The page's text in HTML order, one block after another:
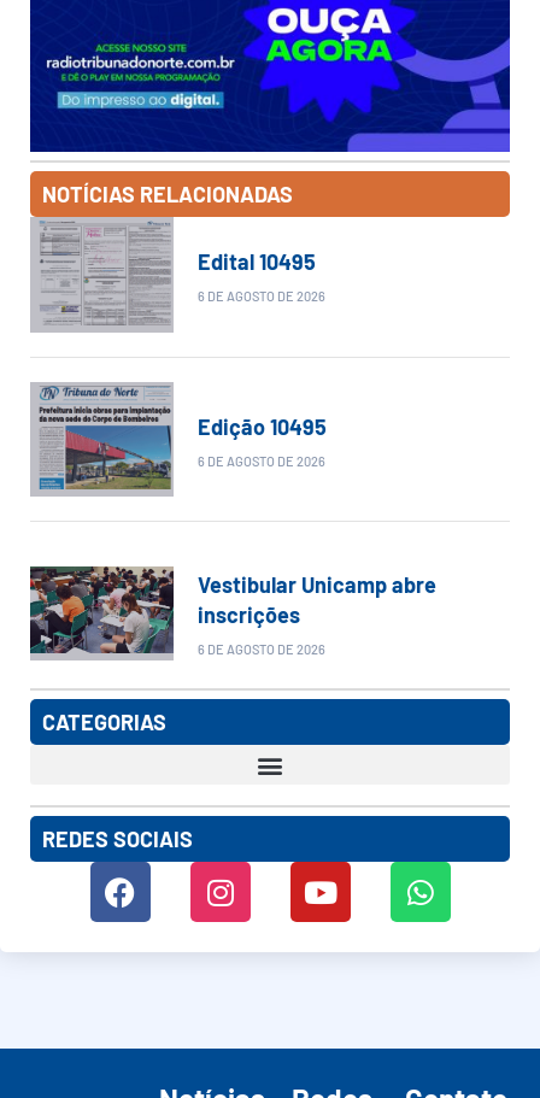
NOTÍCIAS RELACIONADAS
Edital 10495
6 DE AGOSTO DE 2026
Edição 10495
6 DE AGOSTO DE 2026
Vestibular Unicamp abre
inscrições
6 DE AGOSTO DE 2026
CATEGORIAS
REDES SOCIAIS